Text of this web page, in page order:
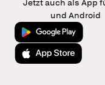
Jetzt auch als App
und Android
Jetzt bei Google Play
Laden im App Store